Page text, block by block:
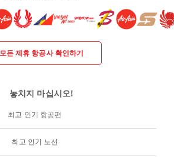
모든 제휴 항공사 확인하기
놓치지 마십시오!
최고 인기 항공편
최고 인기 노선